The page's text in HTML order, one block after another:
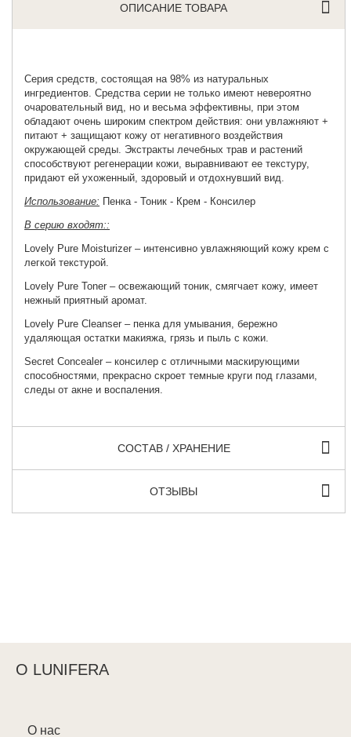
ОПИСАНИЕ ТОВАРА
Серия средств, состоящая на 98% из натуральных
ингредиентов. Средства серии не только имеют невероятно
очаровательный вид, но и весьма эффективны, при этом
обладают очень широким спектром действия: они увлажняют +
питают + защищают кожу от негативного воздействия
окружающей среды. Экстракты лечебных трав и растений
способствуют регенерации кожи, выравнивают ее текстуру,
придают ей ухоженный, здоровый и отдохнувший вид.
Использование: Пенка - Тоник - Крем - Консилер
В серию входят::
Lovely Pure Moisturizer – интенсивно увлажняющий кожу крем с
легкой текстурой.
Lovely Pure Toner – освежающий тоник, смягчает кожу, имеет
нежный приятный аромат.
Lovely Pure Cleanser – пенка для умывания, бережно
удаляющая остатки макияжа, грязь и пыль с кожи.
Secret Concealer – консилер с отличными маскирующими
способностями, прекрасно скроет темные круги под глазами,
следы от акне и воспаления.
СОСТАВ / ХРАНЕНИЕ
ОТЗЫВЫ
О LUNIFERA
О нас